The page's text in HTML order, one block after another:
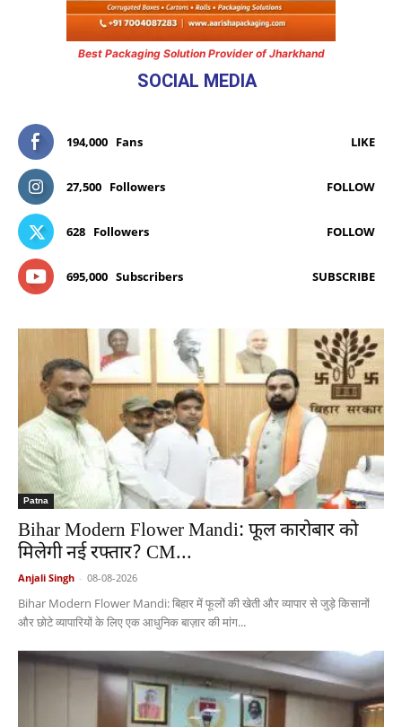
Best Packaging Solution Provider of Jharkhand
SOCIAL MEDIA
194,000 Fans LIKE
27,500 Followers FOLLOW
628 Followers FOLLOW
695,000 Subscribers SUBSCRIBE
Patna
Bihar Modern Flower Mandi: फूल कारोबार को
मिलेगी नई रफ्तार? CM...
Anjali Singh - 08-08-2026
Bihar Modern Flower Mandi: बिहार में फूलों की खेती और व्यापार से जुड़े किसानों
और छोटे व्यापारियों के लिए एक आधुनिक बाज़ार की मांग...